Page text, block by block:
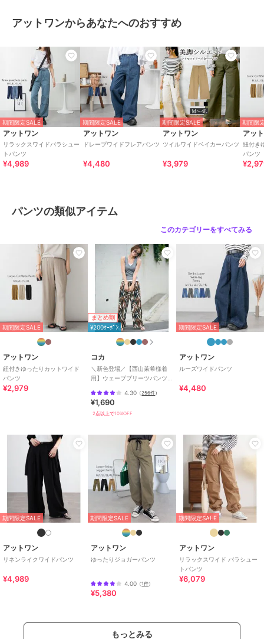
・サイズは若干の誤差が生じる場合がございます。
期間限定セール開催中
ブランド アットワン
ショップ アットワン
商品カテゴリ すべてのパンツ ／パンツ
性別タイプ
レディース
すべてのパンツ ／ パンツ
カラー
ブルー、ベージュ、カーキ、ブラ
素材 コットン98％ / ポリウレタン2%
すべてのパンツ
綿・コットン素材
LL･13
号以上あり /大きいサイズあり/
洗える
/ストレッチ/ルーズス
トレート/ワイド・バギー
トレートパンツ/ハイライズ/
ライフスタイル/アウトドア/
カジュアル
パンツ
綿・コットン素材/無地/
号以上あり/大きいサイズあり/
洗える/
トレート/ワイド・バギー
ライフスタイル/アウトドア
原産国 バングラデシュ
アットワンからあなたへのおすすめ
期間限定SALE
アットワン
リラックスワイドパラシュー
トパンツ
¥4,989
期間限定SALE
アットワン
ドレープワイドフレアパンツ
¥4,480
期間限定SALE
アットワン
ツイルワイドベイカーパンツ
¥3,979
期間限
アッ
紐付き
パンツ
パンツの類似アイテム
このカテゴリーをすべてみる
期間限定SALE
アットワン
紐付きゆったりカットワイド
パンツ
¥2,979
まとめ割
¥200ｸｰﾎﾟﾝ
コカ
＼新色登場／【西山茉希様着
用】ウェーブプリーツパンツ
4.30 （256件）
¥1,690
2点以上で10%OFF
期間限定SALE
アットワン
ルーズワイドパンツ
¥4,480
期間限定SALE
アットワン
リネンライクワイドパンツ
¥4,989
期間限定SALE
アットワン
ゆったりジョガーパンツ
4.00 （1件）
¥5,380
期間限定SALE
アットワン
リラックスワイド パラシュー
トパンツ
¥6,079
もっとみる